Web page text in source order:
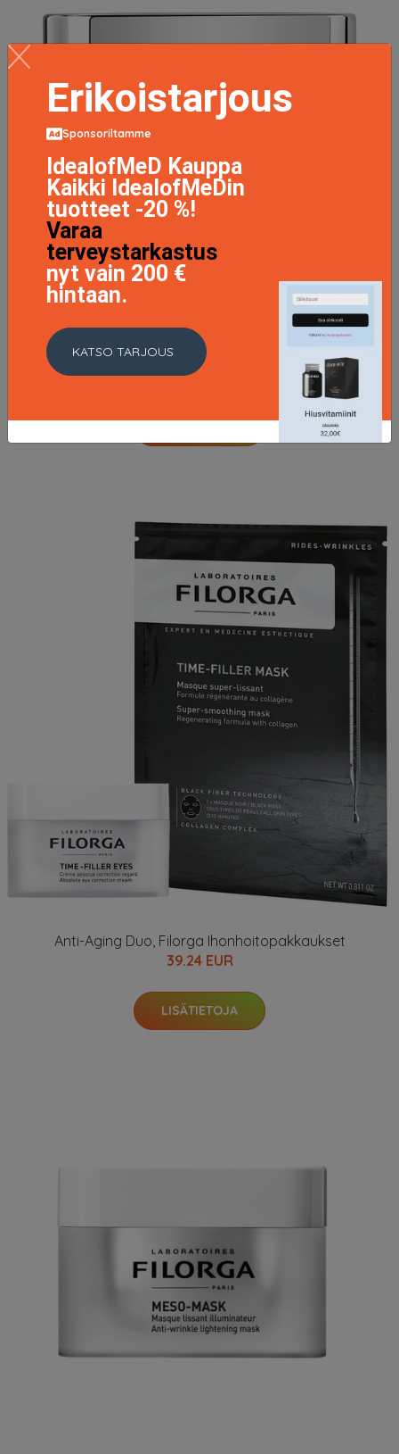
NCEF-Night Mask 50 ml
87 EUR
Anti-Aging Duo, Filorga Ihonhoitopakkaukset
39.24 EUR
LISÄTIETOJA
Erikoistarjous
Sponsoriltamme
IdealofMeD Kauppa
Kaikki IdealofMeDin
tuotteet -20 %!
Varaa
terveystarkastus
nyt vain 200 €
hintaan.
KATSO TARJOUS